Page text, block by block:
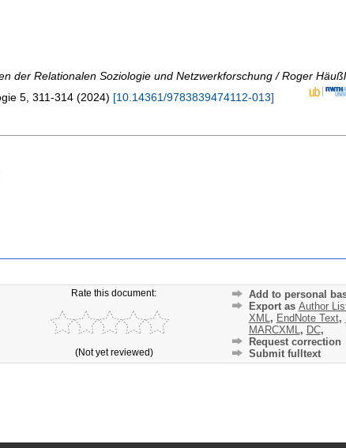
der Relationalen Soziologie und Netzwerkforschung / Roger
5, 311-314 (2024) [10.14361/9783839474112-013]
Rate this document:
(Not yet reviewed)
Add to personal
Export as Author
XML, EndNote Text,
MARCXML, DC,
Request correction
Submit fulltext